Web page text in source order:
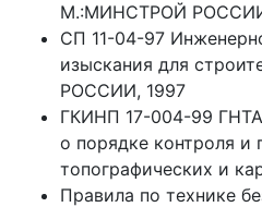
М.:МИНСТРОЙ
СП 11-04-97
изыскания для
РОССИИ, 1997
ГКИНП 17-004-99
о порядке контроля и
топографических и
Правила по технике